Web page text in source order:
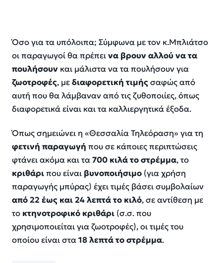
Όσο για τα υπόλοιπα; Σύμφωνα με τον κ.Μπλιάτσο
οι παραγωγοί θα πρέπεινα βρουν αλλού να τα
πουλήσουν και μάλιστα να τα πουλήσουν για
ζωοτροφές, μεδιαφορετική τιμήςσαφώς από
αυτή που θα λάμβαναν από τις ζυθοποιίες, όπως
διαφορετικά είναι και τα καλλιεργητικά έξοδα.
Όπως σημειώνει η «Θεσσαλία Τηλεόραση» για τη
φετινή παραγωγή που σε κάποιες περιπτώσεις
φτάνει ακόμα και τα700 κιλά το στρέμμα, το
κριθάριπου είναι βυνοποιήσιμο (για χρήση
παραγωγής μπύρας) έχει τιμές βάσει συμβολαίων
από 22 έως και 24 λεπτά το κιλό, σε αντίθεση με
το κτηνοτροφικό κριθάρι (σ.σ. που
χρησιμοποιείται για ζωοτροφές), οι τιμές του
οποίου είναι στα18 λεπτά το στρέμμα.